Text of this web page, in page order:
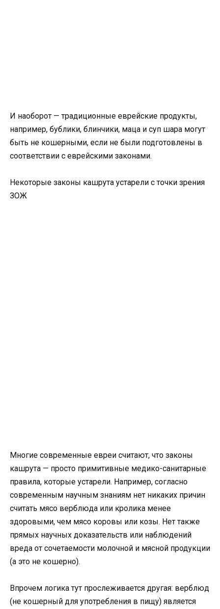
И наоборот — традиционные еврейские продукты,
например, бублики, блинчики, маца и суп шара могут
быть не кошерными, если не были подготовлены в
соответствии с еврейскими законами.
Некоторые законы кашрута устарели с точки зрения
ЗОЖ
Многие современные евреи считают, что законы
кашрута — просто примитивные медико-санитарные
правила, которые устарели. Например, согласно
современным научным знаниям нет никаких причин
считать мясо верблюда или кролика менее
здоровыми, чем мясо коровы или козы. Нет также
прямых научных доказательств или наблюдений
вреда от сочетаемости молочной и мясной продукции
(а это не кошерно).
Впрочем логика тут прослеживается другая: верблюд
(не кошерный для употребления в пищу) является